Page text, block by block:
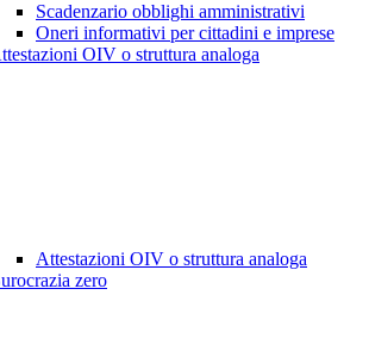
Scadenzario obblighi amministrativi
Oneri informativi per cittadini e imprese
OIV o struttura analoga
Attestazioni OIV o struttura analoga
zero